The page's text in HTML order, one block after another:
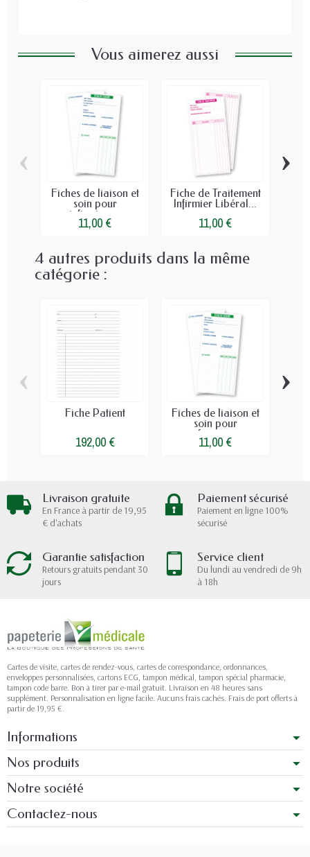
Vous aimerez aussi
Fiches de liaison et
soin pour
infirmiers...
11,00 €
Fiche de Traitement
Infirmier Libéral...
11,00 €
‹ ›
4 autres produits dans la même
catégorie :
Fiche Patient
192,00 €
Fiches de liaison et
soin pour
infirmiers...
11,00 €
‹ ›
Livraison gratuite
En France à partir de 19,95
€ d'achats
Paiement sécurisé
Paiement en ligne 100%
sécurisé
Garantie satisfaction
Retours gratuits pendant 30
jours
Service client
Du lundi au vendredi de 9h
à 18h
Cartes de visite, cartes de rendez-vous, cartes de correspondance, ordonnances,
enveloppes personnalisées, cartons ECG, tampon médical, tampon spécial pharmacie,
tampon code barre. Bon à tirer par e-mail gratuit. Livraison en 48 heures sans
supplément. Personnalisation en ligne facile. Aucuns frais cachés. Frais de port offerts à
partir de 19,95 €.
Informations
Nos produits
Notre société
Contactez-nous